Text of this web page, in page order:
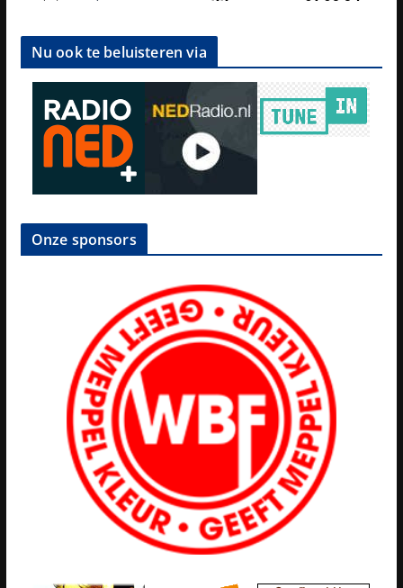
Nu ook te beluisteren via
Onze sponsors